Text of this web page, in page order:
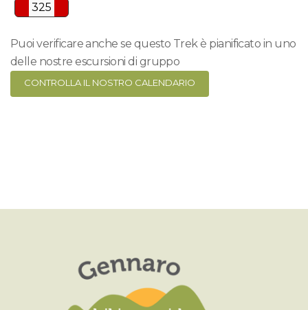
325
Puoi verificare anche se questo Trek è pianificato in uno
delle nostre escursioni di gruppo
CONTROLLA IL NOSTRO CALENDARIO